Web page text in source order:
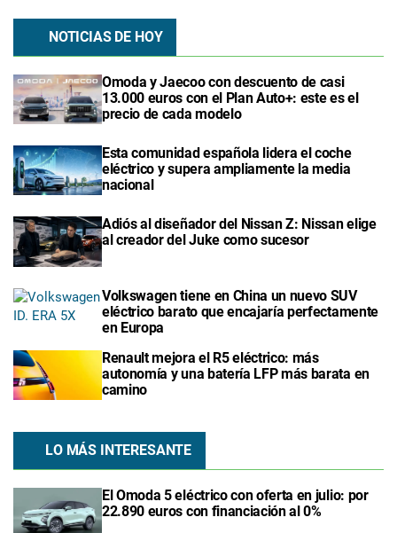
NOTICIAS DE HOY
Omoda y Jaecoo con descuento de casi
13.000 euros con el Plan Auto+: este es el
precio de cada modelo
Esta comunidad española lidera el coche
eléctrico y supera ampliamente la media
nacional
Adiós al diseñador del Nissan Z: Nissan elige
al creador del Juke como sucesor
Volkswagen tiene en China un nuevo SUV
eléctrico barato que encajaría perfectamente
en Europa
Renault mejora el R5 eléctrico: más
autonomía y una batería LFP más barata en
camino
LO MÁS INTERESANTE
El Omoda 5 eléctrico con oferta en julio: por
22.890 euros con financiación al 0%